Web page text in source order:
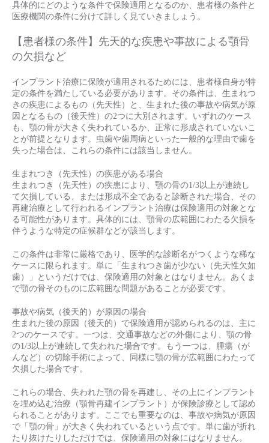
具体的にどのような条件で保険適用となるのか、患者様の条件と
医療機関の条件に分けて詳しく見ていきましょう。
【患者様の条件】先天的な疾患や事故による顎骨
の欠損など
インプラント治療に保険が適用されるためには、患者様自身が特
定の条件を満たしている必要があります。その条件は、生まれつ
きの疾患によるもの（先天性）と、生まれた後の事故や病気が原
因となるもの（後天性）の2つに大別されます。いずれのケース
も、顎の骨が大きく失われているか、正常に形成されていないこ
とが前提となります。虫歯や歯周病といった一般的な理由で歯を
失った場合は、これらの条件には該当しません。
生まれつき（先天性）の疾患がある場合
生まれつき（先天性）の疾患により、顎の骨の1/3以上が連続し
て欠損している、または形成不全であると診断された場合、その
再建治療として行われるインプラント治療は保険適用の対象とな
る可能性があります。具体的には、顎骨の広範囲にわたる欠損を
伴うような特定の症候群などが該当します。
この条件は非常に厳格であり、医学的な診断名がつくような稀な
ケースに限られます。単に「生まれつき歯が少ない（先天性欠如
歯）」というだけでは、保険適用の対象とはなりません。あくま
で顎の骨そのものに広範囲な問題があることが必要です。
事故や病気（後天的）が原因の場合
生まれた後の原因（後天的）で保険適用が認められるのは、主に
2つのケースです。一つは、交通事故などの外傷により、顎の骨
の1/3以上が連続して失われた場合です。もう一つは、腫瘍（が
んなど）の切除手術によって、同様に顎の骨が広範囲にわたって
欠損した場合です。
これらの場合、失われた顎の骨を再建し、その上にインプラント
を埋め込む治療（顎骨再建インプラント）が保険診療として認め
られることがあります。ここでも重要なのは、事故や病気が原因
で「顎の骨」が大きく失われているという点です。単に歯が折れ
たり抜けたりしただけでは、保険適用の対象にはなりません。